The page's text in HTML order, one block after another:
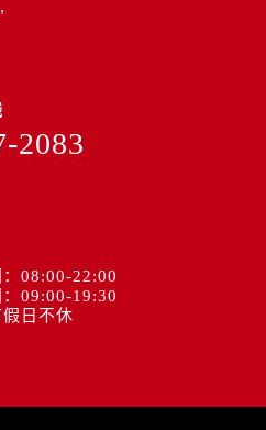
解放路15号亨得利名表维修授
津国际金融中心26层2603室欧
米茄售后服务中心（需提前预约
欧米茄售后服务中心（需提前预
米茄售后服务中心（需提前预约
米茄售后服务中心（需提前预约
路欧米茄售后服务中心（需提前
欧米茄售后服务中心（需提前预
欧米茄售后服务中心（需提前
2083
08:00-22:00
09:00-19:30
日不休